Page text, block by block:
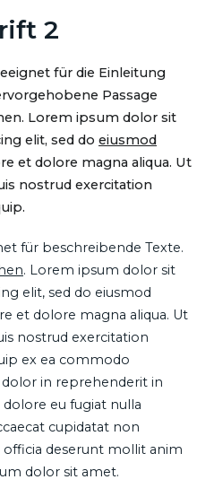
2
für die Einleitung
Passage
Lorem ipsum dolor sit
elit, sed do eiusmod
et dolore magna aliqua. Ut
nostrud exercitation
für beschreibende Texte.
. Lorem ipsum dolor sit
elit, sed do eiusmod
et dolore magna aliqua. Ut
nostrud exercitation
ex ea commodo
dolor in reprehenderit in
eu fugiat nulla
cupidatat non
deserunt mollit anim
dolor sit amet.